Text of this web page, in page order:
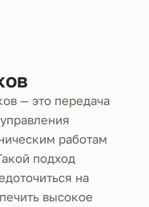
— это передача
работам
подход
на
высокое